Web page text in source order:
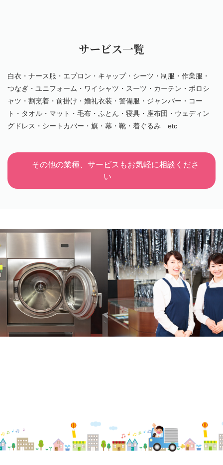
サービス一覧
白衣・ナース服・エプロン・キャップ・シーツ・制服・作業服・
つなぎ・ユニフォーム・ワイシャツ・スーツ・カーテン・ポロシ
ャツ・割烹着・前掛け・婚礼衣装・警備服・ジャンバー・コー
ト・タオル・マット・毛布・ふとん・寝具・座布団・ウェディン
グドレス・シートカバー・旗・幕・靴・着ぐるみ etc
その他の業種、サービスもお気軽に相談くださ
い